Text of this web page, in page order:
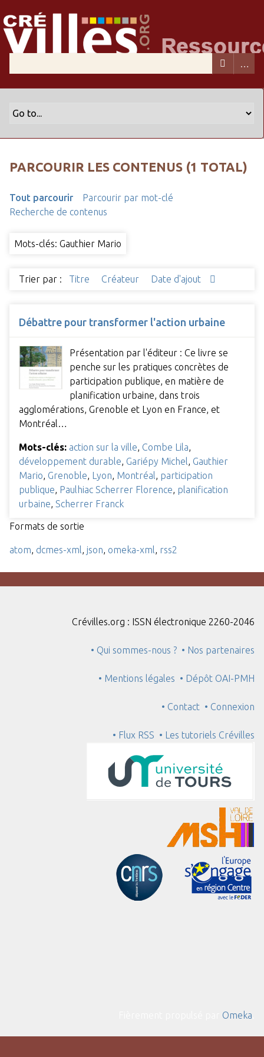
PARCOURIR LES CONTENUS (1 TOTAL)
Tout parcourir
Parcourir par mot-clé
Recherche de contenus
Mots-clés: Gauthier Mario
Trier par : Titre Créateur Date d'ajout
Débattre pour transformer l'action urbaine
Présentation par l'éditeur : Ce livre se
penche sur les pratiques concrètes de
participation publique, en matière de
planification urbaine, dans trois
agglomérations, Grenoble et Lyon en France, et
Montréal…
Mots-clés: action sur la ville Combe Lila
développement durable Gariépy Michel
Gauthier
Mario Grenoble Lyon Montréal
participation
publique Paulhiac Scherrer Florence planification
urbaine Scherrer Franck
Formats de sortie
atom dcmes-xml json omeka-xml rss2
Crévilles.org : ISSN électronique 2260-2046
• Qui sommes-nous ? • Nos partenaires
• Mentions légales • Dépôt OAI-PMH
• Contact • Connexion
• Flux RSS • Les tutoriels Crévilles
Omeka